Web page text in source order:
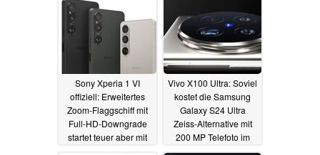
Sony Xperia 1 VI
offiziell: Erweitertes
Zoom-Flaggschiff mit
Full-HD-Downgrade
startet teuer aber mit
Vivo X100 Ultra: Soviel
kostet die Samsung
Galaxy S24 Ultra
Zeiss-Alternative mit
200 MP Telefoto im
Import nach Europa